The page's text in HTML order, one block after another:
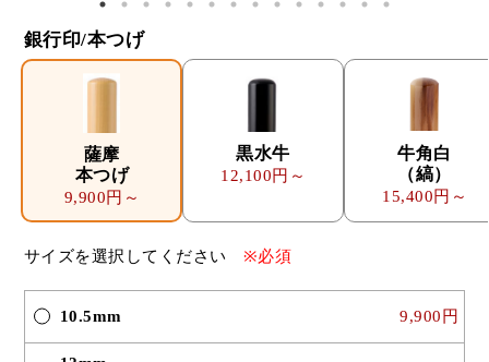
銀行印/本つげ
薩摩
本つげ
9,900円～
黒水牛
12,100円～
牛角白
（縞）
15,400円～
サイズを選択してください ※必須
10.5mm 9,900円